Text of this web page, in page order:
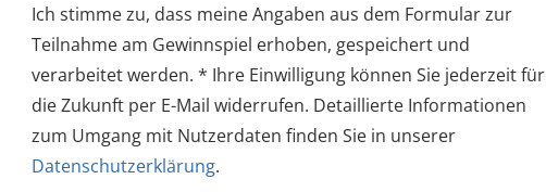
Ich stimme zu, dass meine Angaben aus dem Formular zur
Teilnahme am Gewinnspiel erhoben, gespeichert und
verarbeitet werden. * Ihre Einwilligung können Sie jederzeit für
die Zukunft per E-Mail widerrufen. Detaillierte Informationen
zum Umgang mit Nutzerdaten finden Sie in unserer
Datenschutzerklärung.